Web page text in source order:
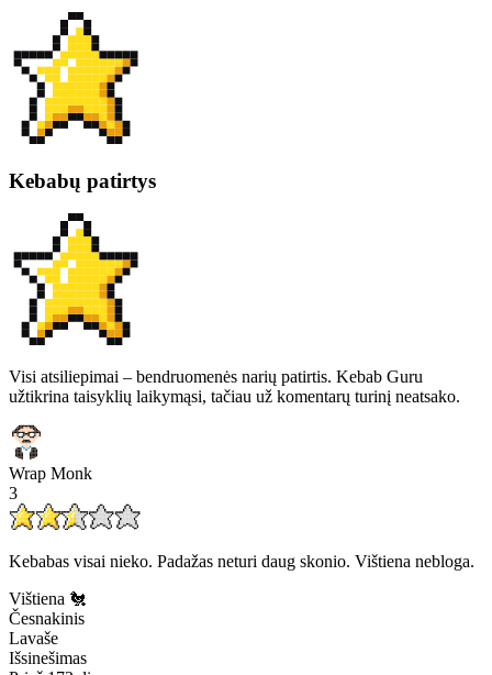
Kebabų patirtys
Visi atsiliepimai – bendruomenės narių patirtis. Kebab Guru
užtikrina taisyklių laikymąsi, tačiau už komentarų turinį neatsako.
Wrap Monk
3
Kebabas visai nieko. Padažas neturi daug skonio. Vištiena nebloga.
Vištiena 🐔
Česnakinis
Lavaše
Išsinešimas